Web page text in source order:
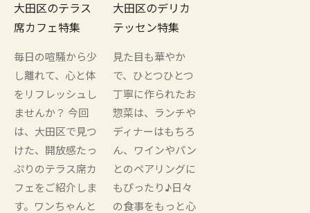
大田区のテラス
席カフェ特集
毎日の喧騒から少
し離れて、心と体
をリフレッシュし
ませんか？ 今回
は、大田区で見つ
けた、開放感たっ
ぷりのテラス席カ
フェをご紹介しま
す。ワンちゃんと
大田区のデリカ
テッセン特集
見た目も華やか
で、ひとつひとつ
丁寧に作られたお
惣菜は、ランチや
ディナーはもちろ
ん、ワインやパン
とのペアリングに
もぴったり♪日々
の食事をもっと心